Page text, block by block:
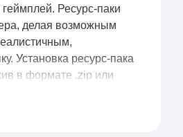
Ресурс-паки
делая возможным
Установка ресурс-пака
в формате .zip или